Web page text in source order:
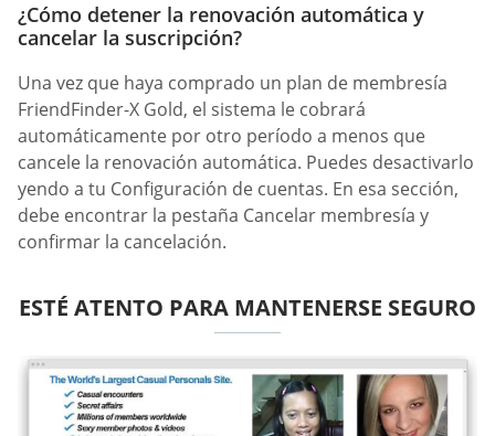
¿Cómo detener la renovación automática y
cancelar la suscripción?
Una vez que haya comprado un plan de membresía
FriendFinder-X Gold, el sistema le cobrará
automáticamente por otro período a menos que
cancele la renovación automática. Puedes desactivarlo
yendo a tu Configuración de cuentas. En esa sección,
debe encontrar la pestaña Cancelar membresía y
confirmar la cancelación.
ESTÉ ATENTO PARA MANTENERSE SEGURO